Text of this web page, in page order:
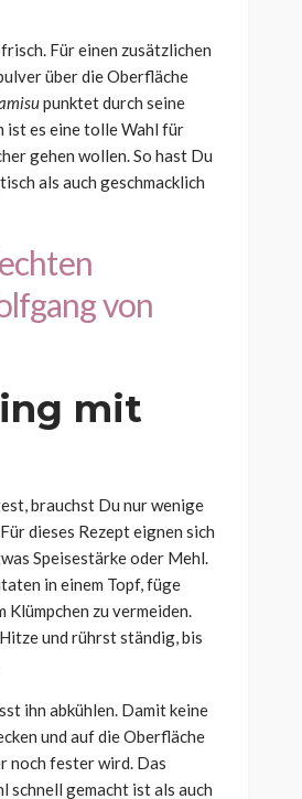
Für einen zusätzlichen
über die Oberfläche
punktet durch seine
ist es eine tolle Wahl für
gehen wollen. So hast Du
als auch geschmacklich
von
mit
brauchst Du nur wenige
dieses Rezept eignen sich
Speisestärke oder Mehl.
in einem Topf, füge
Klümpchen zu vermeiden.
und rührst ständig, bis
ihn abkühlen. Damit keine
und auf die Oberfläche
noch fester wird. Das
schnell gemacht ist als auch